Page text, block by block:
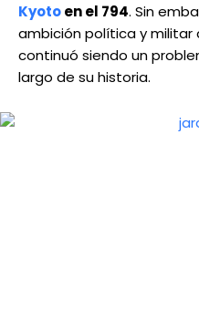
Kyotoen el 794. Sin
ambición política y militar
continuó siendo un
largo de su historia.